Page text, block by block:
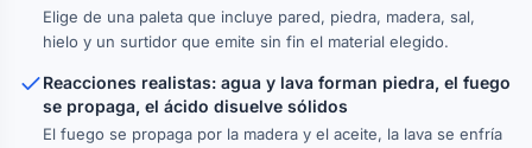
Elige de una paleta que incluye pared, piedra, madera, sal,
hielo y un surtidor que emite sin fin el material elegido.
Reacciones realistas: agua y lava forman piedra, el fuego
se propaga, el ácido disuelve sólidos
El fuego se propaga por la madera y el aceite, la lava se enfría